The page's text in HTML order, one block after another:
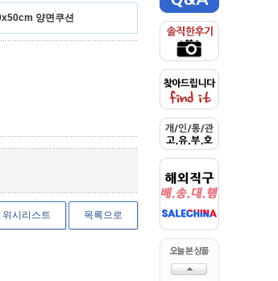
양면쿠션
위시리스트 목록으로